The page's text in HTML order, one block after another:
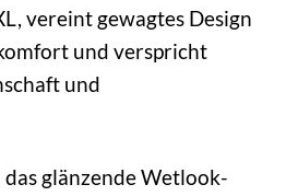
vereint gewagtes Design
und verspricht
und
glänzende Wetlook-